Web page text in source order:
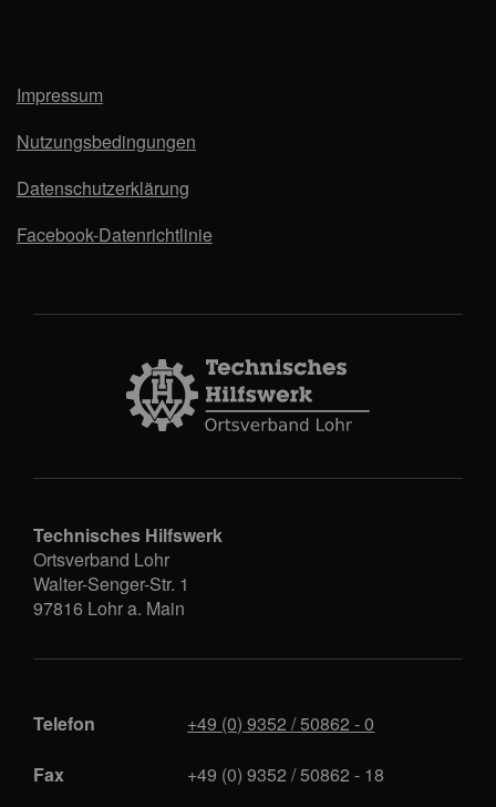
Impressum
Nutzungsbedingungen
Datenschutzerklärung
Facebook-Datenrichtlinie
Technisches Hilfswerk
Ortsverband Lohr
Walter-Senger-Str. 1
97816 Lohr a. Main
Telefon
+49 (0) 9352 / 50862 - 0
Fax
+49 (0) 9352 / 50862 - 18